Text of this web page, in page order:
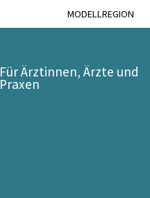
MODELLREGION
Für Ärztinnen, Ärzte und
Praxen